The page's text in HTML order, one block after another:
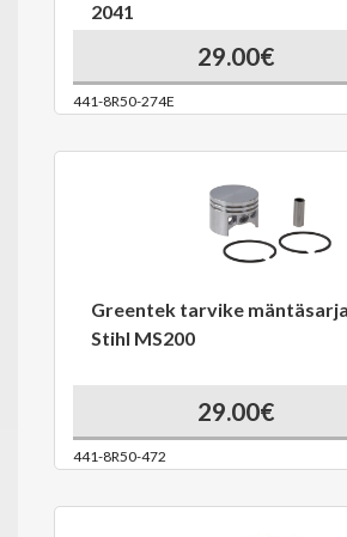
2041
29.00€
441-8R50-274E
Greentek tarvike
Stihl MS200
29.00€
441-8R50-472